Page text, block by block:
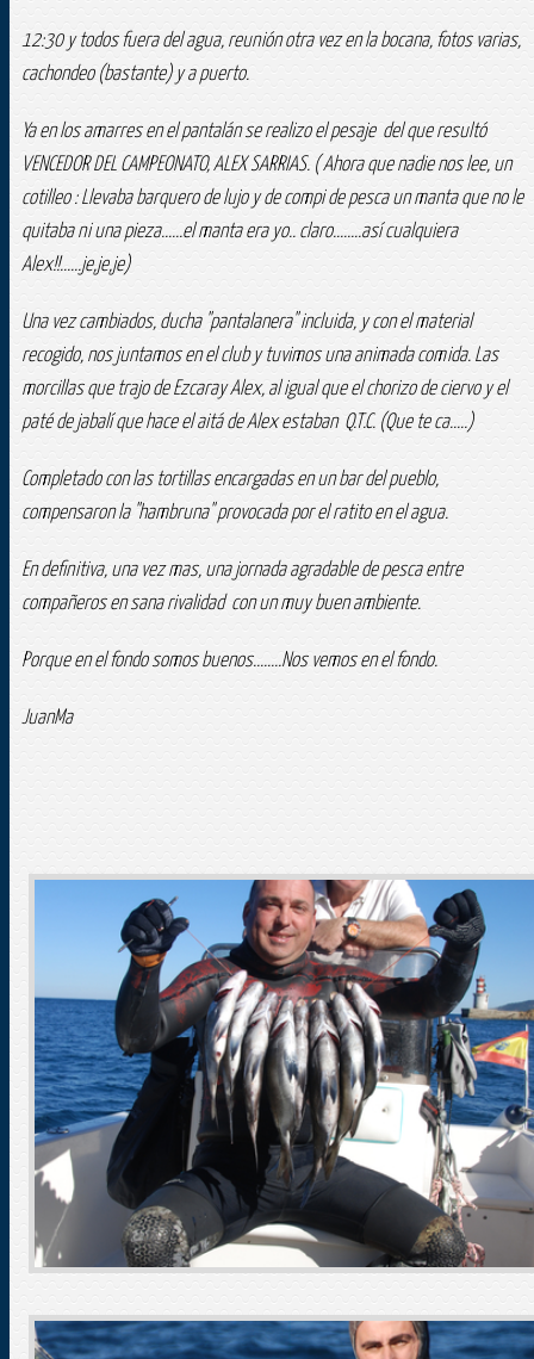
12:30 y todos fuera del agua, reunión otra vez en la bocana, fotos varias,
cachondeo (bastante) y a puerto.
Ya en los amarres en el pantalán se realizo el pesaje del que resultó
VENCEDOR DEL CAMPEONATO, ALEX SARRIAS. ( Ahora que nadie nos lee, un
cotilleo : Llevaba barquero de lujo y de compi de pesca un manta que no le
quitaba ni una pieza......el manta era yo.. claro........así cualquiera
Alex!!......je,je,je)
Una vez cambiados, ducha "pantalanera" incluida, y con el material
recogido, nos juntamos en el club y tuvimos una animada comida. Las
morcillas que trajo de Ezcaray Alex, al igual que el chorizo de ciervo y el
paté de jabalí que hace el aitá de Alex estaban Q.T.C. (Que te ca.....)
Completado con las tortillas encargadas en un bar del pueblo,
compensaron la "hambruna" provocada por el ratito en el agua.
En definitiva, una vez mas, una jornada agradable de pesca entre
compañeros en sana rivalidad con un muy buen ambiente.
Porque en el fondo somos buenos........Nos vemos en el fondo.
JuanMa